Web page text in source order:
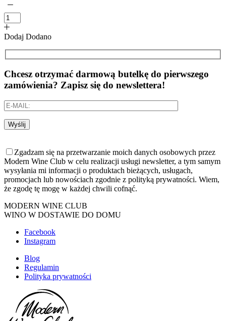
Dodaj Dodano
Chcesz otrzymać darmową butelkę do pierwszego
zamówienia? Zapisz się do newslettera!
Wyślij
Zgadzam się na przetwarzanie moich danych osobowych przez
Modern Wine Club w celu realizacji usługi newsletter, a tym samym
wysyłania mi informacji o produktach bieżących, usługach,
promocjach lub nowościach zgodnie z polityką prywatności. Wiem,
że zgodę tę mogę w każdej chwili cofnąć.
MODERN WINE CLUB
WINO W DOSTAWIE DO DOMU
Facebook
Instagram
Blog
Regulamin
Polityka prywatności